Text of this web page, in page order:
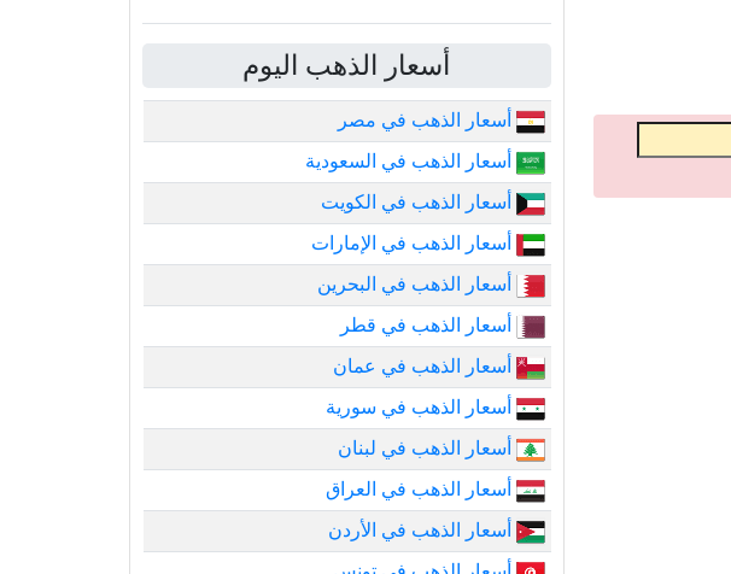
أسعار الذهب اليوم
أسعار الذهب في مصر
أسعار الذهب في السعودية
أسعار الذهب في الكويت
أسعار الذهب في الإمارات
أسعار الذهب في البحرين
أسعار الذهب في قطر
أسعار الذهب في عمان
أسعار الذهب في سورية
أسعار الذهب في لبنان
أسعار الذهب في العراق
أسعار الذهب في الأردن